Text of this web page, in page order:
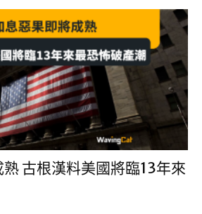
古根漢料美國將臨13年來